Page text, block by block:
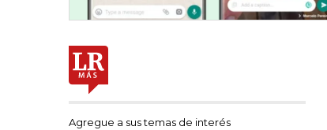
Agregue a sus temas de interés